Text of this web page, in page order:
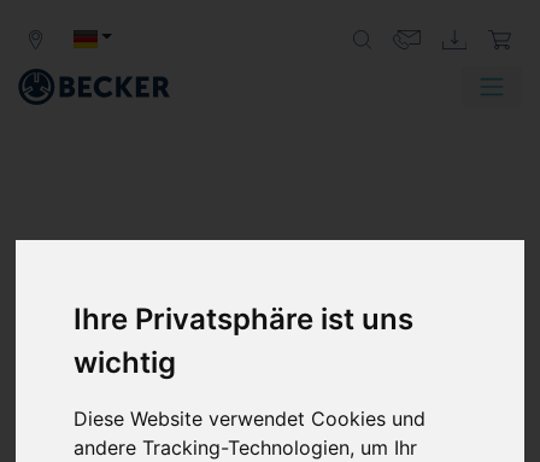
Ihre Privatsphäre ist uns
wichtig
Diese Website verwendet Cookies und
andere Tracking-Technologien, um Ihr
VARIAIR DTLF BAUREIHE
DREHSCHIEBER-VERDICHTER,
TROCKENLAUFEND